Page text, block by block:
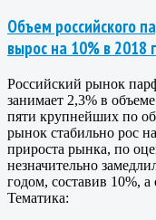
Объем российского
вырос на 10% в 2018
Российский рынок
занимает 2,3% в
пяти крупнейших по
рынок стабильно рос
прироста рынка, по
незначительно
годом, составив 10%,
Тематика: